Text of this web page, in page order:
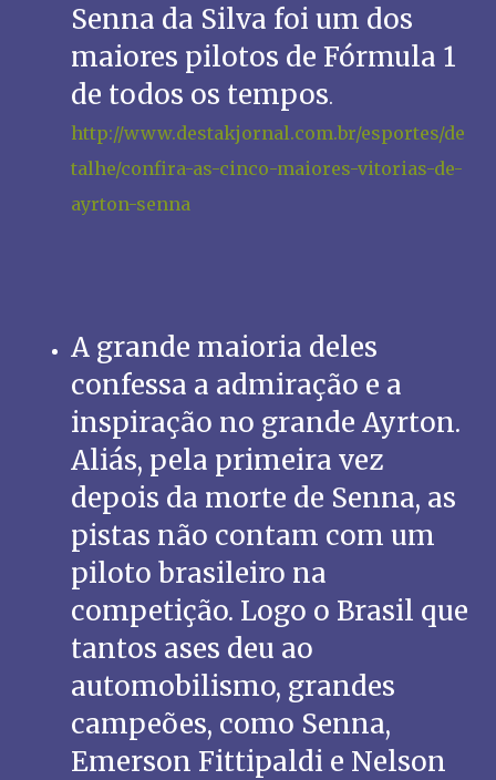
Senna da Silva foi um dos
maiores pilotos de Fórmula 1
de todos os tempos.
http://www.destakjornal.com.br/esportes/de
talhe/confira-as-cinco-maiores-vitorias-de-
ayrton-senna
A grande maioria deles
confessa a admiração e a
inspiração no grande Ayrton.
Aliás, pela primeira vez
depois da morte de Senna, as
pistas não contam com um
piloto brasileiro na
competição. Logo o Brasil que
tantos ases deu ao
automobilismo, grandes
campeões, como Senna,
Emerson Fittipaldi e Nelson